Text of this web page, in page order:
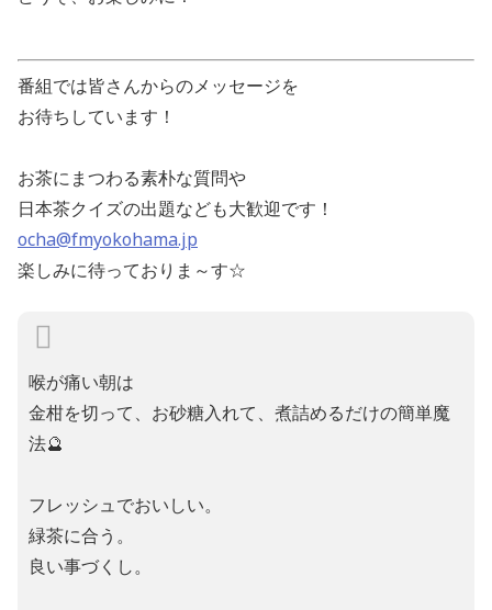
番組では皆さんからのメッセージを
お待ちしています！
お茶にまつわる素朴な質問や
日本茶クイズの出題なども大歓迎です！
ocha@fmyokohama.jp
楽しみに待っておりま～す☆
喉が痛い朝は
金柑を切って、お砂糖入れて、煮詰めるだけの簡単魔
法🔮
フレッシュでおいしい。
緑茶に合う。
良い事づくし。